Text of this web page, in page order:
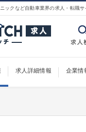
ックなど自動車業界の求人・転職サ
求人詳細情報 企業情